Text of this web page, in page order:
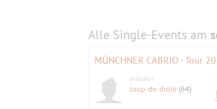
Alle Single-Events am
Initiator
loup-de-drole (64)